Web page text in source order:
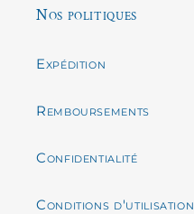
Nos politiques
Expédition
Remboursements
Confidentialité
Conditions d'utilisation